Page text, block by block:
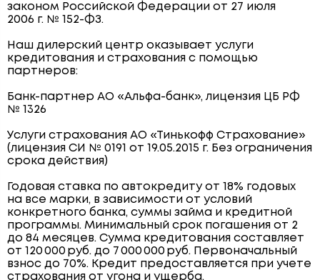
законом Российской Федерации от 27 июля
2006 г. № 152-ФЗ.
Наш дилерский центр оказывает услуги
кредитования и страхования с помощью
партнеров:
Банк-партнер АО «Альфа-банк», лицензия ЦБ РФ
№ 1326
Услуги страхования АО «Тинькофф Страхование»
(лицензия СИ № 0191 от 19.05.2015 г. Без ограничения
срока действия)
Годовая ставка по автокредиту от 18% годовых
на все марки, в зависимости от условий
конкретного банка, суммы займа и кредитной
программы. Минимальный срок погашения от 2
до 84 месяцев. Сумма кредитования составляет
от 120 000 руб. до 7 000 000 руб. Первоначальный
взнос до 70%. Кредит предоставляется при учете
страхования от угона и ущерба.